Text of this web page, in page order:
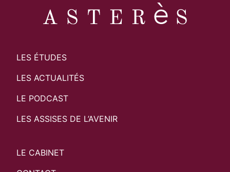
LES ÉTUDES
LES ACTUALITÉS
LE PODCAST
LES ASSISES DE L’AVENIR
LE CABINET